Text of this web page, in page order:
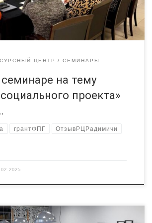
цели и задачи, анализировать
аудитории […]
ЦЕНТР СЕМИНАРЫ
на тему
проекта»
грантФПГ ОтзывРЦРадимичи